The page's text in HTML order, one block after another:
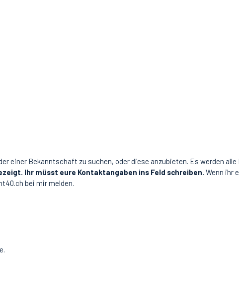
einer Bekanntschaft zu suchen, oder diese anzubieten. Es werden
Ihr müsst eure Kontaktangaben ins Feld schreiben. Wenn ihr
bei mir melden.